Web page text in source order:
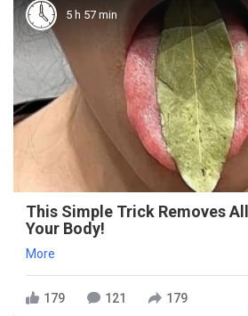
5 h 57 min
This Simple Trick Removes
Your Body!
More
179 121 179